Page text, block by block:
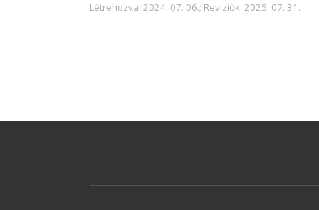
Létrehozva: 2024. 07. 06.; Revíziók: 2025. 07. 31.